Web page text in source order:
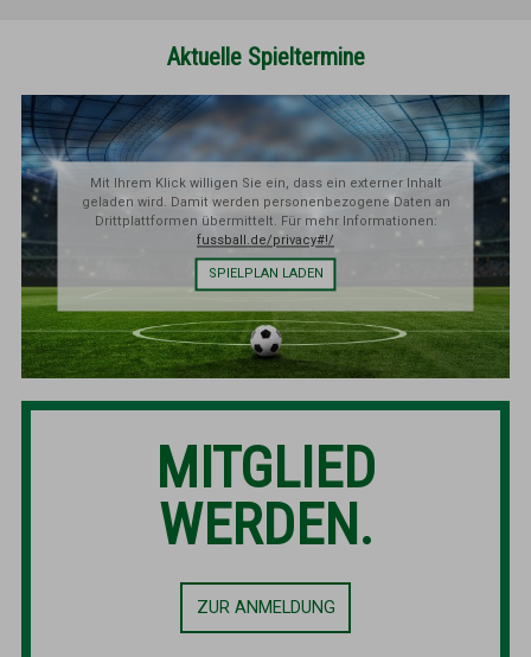
Aktuelle Spieltermine
Mit Ihrem Klick willigen Sie ein, dass ein externer Inhalt
geladen wird. Damit werden personenbezogene Daten an
Drittplattformen übermittelt. Für mehr Informationen:
fussball.de/privacy#!/
SPIELPLAN LADEN
MITGLIED
WERDEN.
ZUR ANMELDUNG